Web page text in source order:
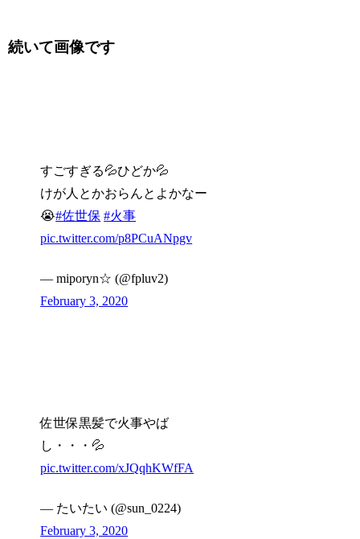
続いて画像です
すごすぎる💦ひどか💦
けが人とかおらんとよかなー
😭#佐世保 #火事
pic.twitter.com/p8PCuANpgv
— miporyn☆ (@fpluv2)
February 3, 2020
佐世保黒髪で火事やば
し・・・💦
pic.twitter.com/xJQqhKWfFA
— たいたい (@sun_0224)
February 3, 2020